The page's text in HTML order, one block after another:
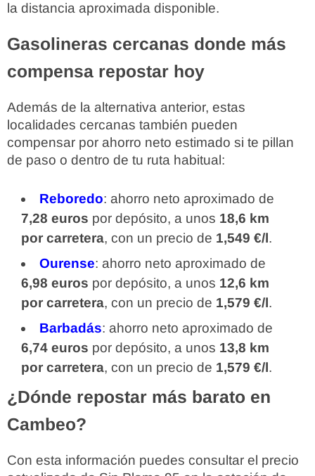
la distancia aproximada disponible.
Gasolineras cercanas donde más
compensa repostar hoy
Además de la alternativa anterior, estas
localidades cercanas también pueden
compensar por ahorro neto estimado si te pillan
de paso o dentro de tu ruta habitual:
Reboredo: ahorro neto aproximado de
7,28 euros por depósito, a unos 18,6 km
por carretera, con un precio de 1,549 €/l.
Ourense: ahorro neto aproximado de
6,98 euros por depósito, a unos 12,6 km
por carretera, con un precio de 1,579 €/l.
Barbadás: ahorro neto aproximado de
6,74 euros por depósito, a unos 13,8 km
por carretera, con un precio de 1,579 €/l.
¿Dónde repostar más barato en
Cambeo?
Con esta información puedes consultar el precio